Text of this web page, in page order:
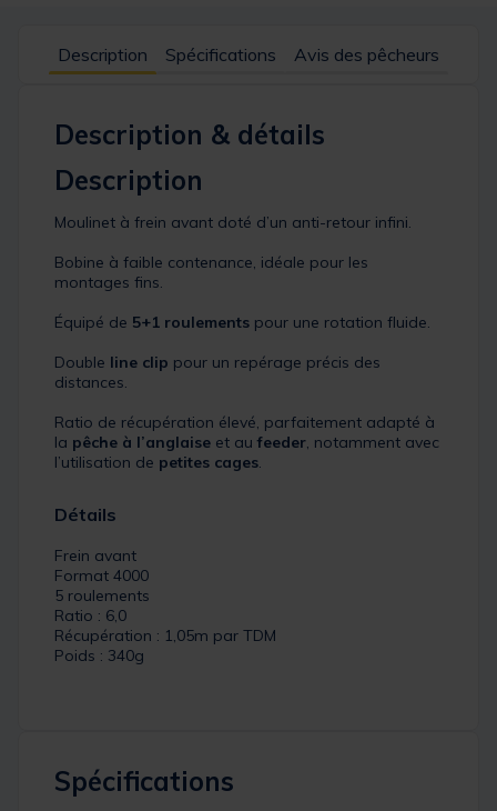
Description Spécifications Avis des pêcheurs
Description & détails
Description
Moulinet à frein avant doté d’un anti-retour infini.
Bobine à faible contenance, idéale pour les
montages fins.
Équipé de 5+1 roulements pour une rotation fluide.
Double line clip pour un repérage précis des
distances.
Ratio de récupération élevé, parfaitement adapté à
la pêche à l’anglaise et au feeder, notamment avec
l’utilisation de petites cages.
Détails
Frein avant
Format 4000
5 roulements
Ratio : 6,0
Récupération : 1,05m par TDM
Poids : 340g
Spécifications